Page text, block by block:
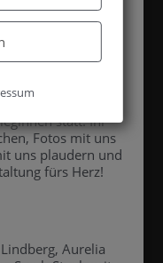
und
hat
Boyfriend
findet kurz
2019 in Trier
statt. Ihr
Fotos mit uns
uns plaudern und
fürs Herz!
Aurelia